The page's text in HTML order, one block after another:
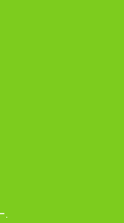
.